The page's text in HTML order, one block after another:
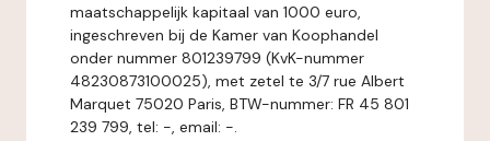
maatschappelijk kapitaal van 1000 euro,
ingeschreven bij de Kamer van Koophandel
onder nummer 801239799 (KvK-nummer
48230873100025), met zetel te 3/7 rue Albert
Marquet 75020 Paris, BTW-nummer: FR 45 801
239 799, tel: -, email: -.